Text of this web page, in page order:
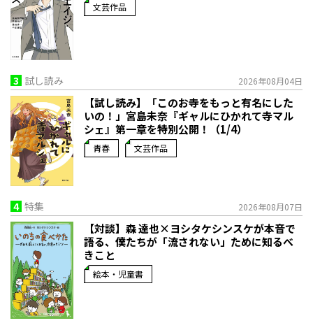
文芸作品
3 試し読み 2026年08月04日
【試し読み】「このお寺をもっと有名にした
いの！」宮島未奈『ギャルにひかれて寺マル
シェ』第一章を特別公開！（1/4）
青春 文芸作品
4 特集 2026年08月07日
【対談】森 達也×ヨシタケシンスケが本音で
語る、僕たちが「流されない」ために知るべ
きこと
絵本・児童書